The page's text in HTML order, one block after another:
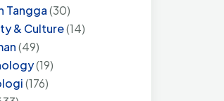
Tangga(30)
& Culture(14)
(49)
(19)
(176)